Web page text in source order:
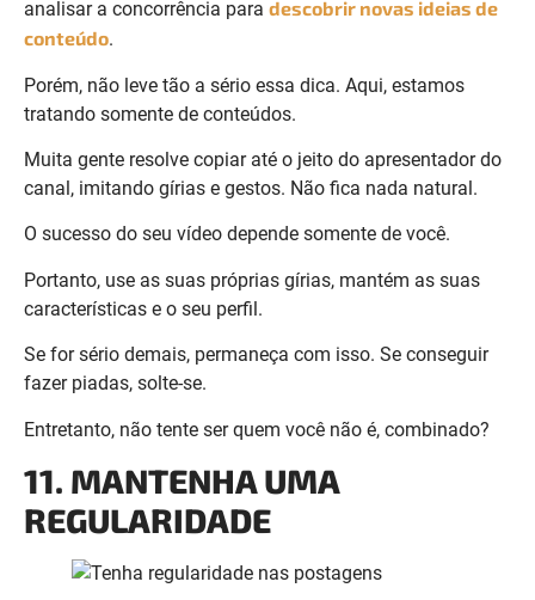
Muita gente resolve copiar até o jeito do apresentador do
canal, imitando gírias e gestos. Não fica nada natural.
O sucesso do seu vídeo depende somente de você.
Portanto, use as suas próprias gírias, mantém as suas
características e o seu perfil.
Se for sério demais, permaneça com isso. Se conseguir
fazer piadas, solte-se.
Entretanto, não tente ser quem você não é, combinado?
11. MANTENHA UMA
Você não pode publicar somente um conteúdo e voltar
para o YouTube daqui dois meses. Sem dúvidas, a sua
audiência esquecerá da sua fama na internet.